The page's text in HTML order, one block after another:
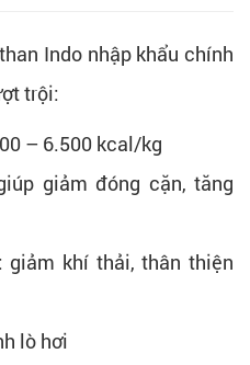
Indo nhập khẩu chính
trội:
– 6.500 kcal/kg
giảm đóng cặn, tăng
giảm khí thải, thân thiện
lò hơi